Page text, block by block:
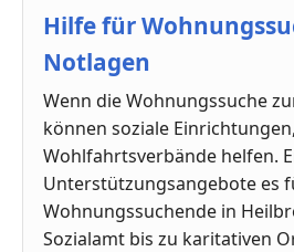
Hilfe für
Notlagen
Wenn die Wohnungssuche
können soziale
Wohlfahrtsverbände helfen.
Unterstützungsangebote es
Wohnungssuchende in
Sozialamt bis zu karitativen